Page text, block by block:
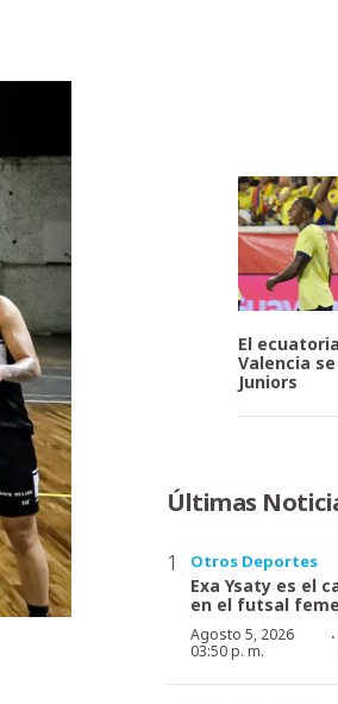
El
Valencia
Juniors
Últimas
Otros Deportes
Exa Ysaty es el
en el futsal
Agosto 5, 2026
03:50 p. m.
·